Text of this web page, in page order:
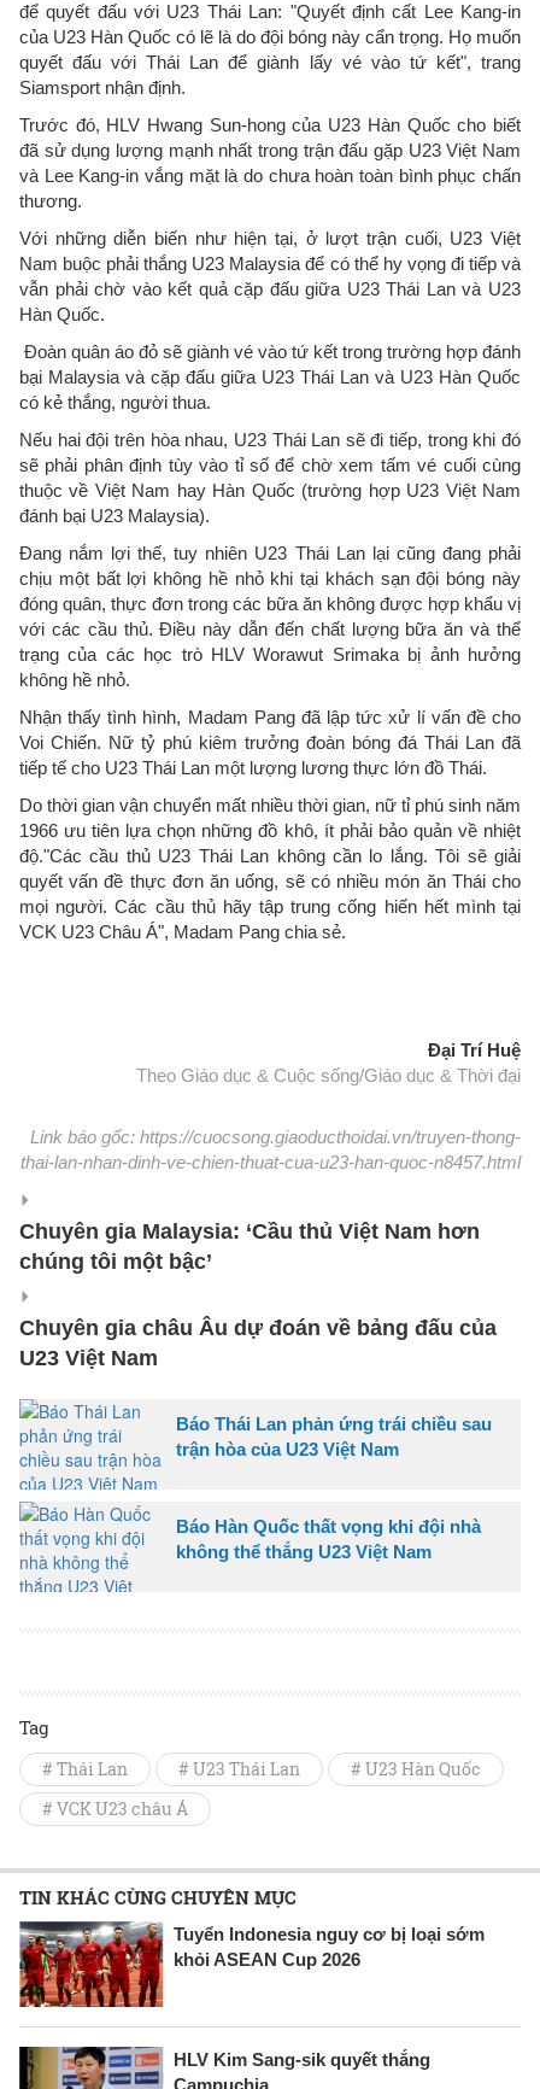
để quyết đấu với U23 Thái Lan: "Quyết định cất Lee Kang-in
của U23 Hàn Quốc có lẽ là do đội bóng này cẩn trọng. Họ muốn
quyết đấu với Thái Lan để giành lấy vé vào tứ kết", trang
Siamsport nhận định.
Trước đó, HLV Hwang Sun-hong của U23 Hàn Quốc cho biết
đã sử dụng lượng mạnh nhất trong trận đấu gặp U23 Việt Nam
và Lee Kang-in vắng mặt là do chưa hoàn toàn bình phục chấn
thương.
Với những diễn biến như hiện tại, ở lượt trận cuối, U23 Việt
Nam buộc phải thắng U23 Malaysia để có thể hy vọng đi tiếp và
vẫn phải chờ vào kết quả cặp đấu giữa U23 Thái Lan và U23
Hàn Quốc.
Đoàn quân áo đỏ sẽ giành vé vào tứ kết trong trường hợp đánh
bại Malaysia và cặp đấu giữa U23 Thái Lan và U23 Hàn Quốc
có kẻ thắng, người thua.
Nếu hai đội trên hòa nhau, U23 Thái Lan sẽ đi tiếp, trong khi đó
sẽ phải phân định tùy vào tỉ số để chờ xem tấm vé cuối cùng
thuộc về Việt Nam hay Hàn Quốc (trường hợp U23 Việt Nam
đánh bại U23 Malaysia).
Đang nắm lợi thế, tuy nhiên U23 Thái Lan lại cũng đang phải
chịu một bất lợi không hề nhỏ khi tại khách sạn đội bóng này
đóng quân, thực đơn trong các bữa ăn không được hợp khẩu vị
với các cầu thủ. Điều này dẫn đến chất lượng bữa ăn và thể
trạng của các học trò HLV Worawut Srimaka bị ảnh hưởng
không hề nhỏ.
Nhận thấy tình hình, Madam Pang đã lập tức xử lí vấn đề cho
Voi Chiến. Nữ tỷ phú kiêm trưởng đoàn bóng đá Thái Lan đã
tiếp tế cho U23 Thái Lan một lượng lương thực lớn đồ Thái.
Do thời gian vận chuyển mất nhiều thời gian, nữ tỉ phú sinh năm
1966 ưu tiên lựa chọn những đồ khô, ít phải bảo quản về nhiệt
độ."Các cầu thủ U23 Thái Lan không cần lo lắng. Tôi sẽ giải
quyết vấn đề thực đơn ăn uống, sẽ có nhiều món ăn Thái cho
mọi người. Các cầu thủ hãy tập trung cống hiến hết mình tại
VCK U23 Châu Á", Madam Pang chia sẻ.
Đại Trí Huệ
Theo Giáo dục & Cuộc sống/Giáo dục & Thời đại
Link báo gốc: https://cuocsong.giaoducthoidai.vn/truyen-thong-
thai-lan-nhan-dinh-ve-chien-thuat-cua-u23-han-quoc-n8457.html
Chuyên gia Malaysia: ‘Cầu thủ Việt Nam hơn
chúng tôi một bậc’
Chuyên gia châu Âu dự đoán về bảng đấu của
U23 Việt Nam
Báo Thái Lan phản ứng trái chiều sau
trận hòa của U23 Việt Nam
Báo Hàn Quốc thất vọng khi đội nhà
không thể thắng U23 Việt Nam
Tag
# Thái Lan # U23 Thái Lan
# U23 Hàn Quốc
# VCK U23 châu Á
TIN KHÁC CÙNG CHUYÊN MỤC
Tuyển Indonesia nguy cơ bị loại sớm
khỏi ASEAN Cup 2026
HLV Kim Sang-sik quyết thắng
Campuchia